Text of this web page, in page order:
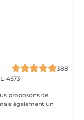
388
4573
proposons de
également un